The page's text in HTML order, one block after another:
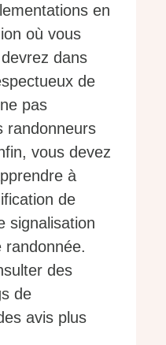
en
où vous
dans
de
pas
randonneurs
vous devez
à
de
signalisation
randonnée.
des
de
avis plus